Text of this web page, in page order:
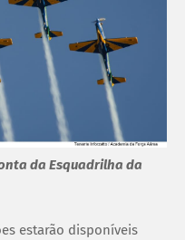
da Esquadrilha da
estarão disponíveis